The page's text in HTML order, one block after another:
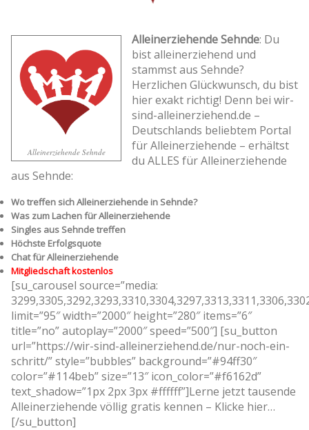
Alleinerziehende Sehnde
Alleinerziehende Sehnde: Du
bist alleinerziehend und
stammst aus Sehnde?
Herzlichen Glückwunsch, du bist
hier exakt richtig! Denn bei wir-
sind-alleinerziehend.de –
Deutschlands beliebtem Portal
für Alleinerziehende – erhältst
du ALLES für Alleinerziehende
aus Sehnde:
Wo treffen sich Alleinerziehende in Sehnde?
Was zum Lachen für Alleinerziehende
Singles aus Sehnde treffen
Höchste Erfolgsquote
Chat für Alleinerziehende
Mitgliedschaft kostenlos
[su_carousel source=”media:
limit=”95″ width=”2000″ height=”280″ items=”6″
title=”no” autoplay=”2000″ speed=”500″] [su_button
url=”https://wir-sind-alleinerziehend.de/nur-noch-ein-
schritt/” style=”bubbles” background=”#94ff30″
color=”#114beb” size=”13″ icon_color=”#f6162d”
text_shadow=”1px 2px 3px #ffffff”]Lerne jetzt tausende
Alleinerziehende völlig gratis kennen – Klicke hier…
[/su_button]